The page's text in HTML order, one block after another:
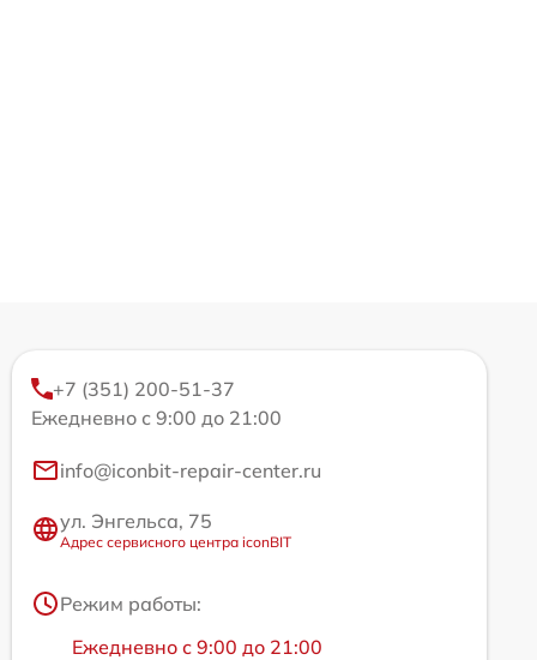
+7 (351) 200-51-37
Ежедневно с 9:00 до 21:00
info@iconbit-repair-center.ru
ул. Энгельса, 75
Адрес сервисного центра iconBIT
Режим работы:
Ежедневно с 9:00 до 21:00